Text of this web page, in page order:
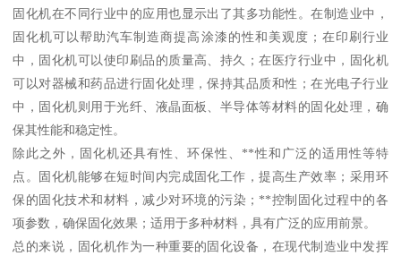
固化机在不同行业中的应用也显示出了其多功能性。在制造业中，
固化机可以帮助汽车制造商提高涂漆的性和美观度；在印刷行业
中，固化机可以使印刷品的质量高、持久；在医疗行业中，固化机
可以对器械和药品进行固化处理，保持其品质和性；在光电子行业
中，固化机则用于光纤、液晶面板、半导体等材料的固化处理，确
保其性能和稳定性。
除此之外，固化机还具有性、环保性、**性和广泛的适用性等特
点。固化机能够在短时间内完成固化工作，提高生产效率；采用环
保的固化技术和材料，减少对环境的污染；**控制固化过程中的各
项参数，确保固化效果；适用于多种材料，具有广泛的应用前景。
总的来说，固化机作为一种重要的固化设备，在现代制造业中发挥